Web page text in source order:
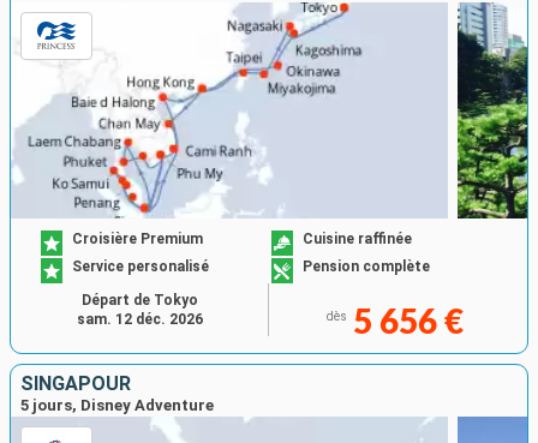
Croisière Premium
Cuisine raffinée
Service personalisé
Pension complète
dès 5 656 €
Départ de Tokyo
sam. 12 déc. 2026
SINGAPOUR
5 jours, Disney Adventure